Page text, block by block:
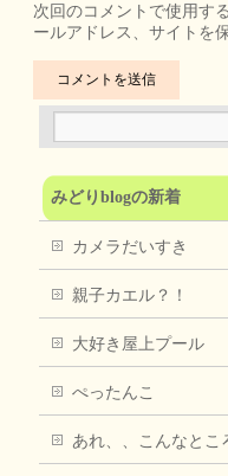
次回のコメントで使用す
ールアドレス、サイトを
みどりblogの新着
カメラだいすき
親子カエル？！
大好き屋上プール
ぺったんこ
あれ、、こんなとこ